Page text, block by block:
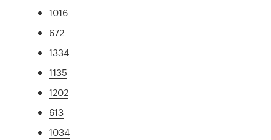
1016
672
1334
1135
1202
613
1034